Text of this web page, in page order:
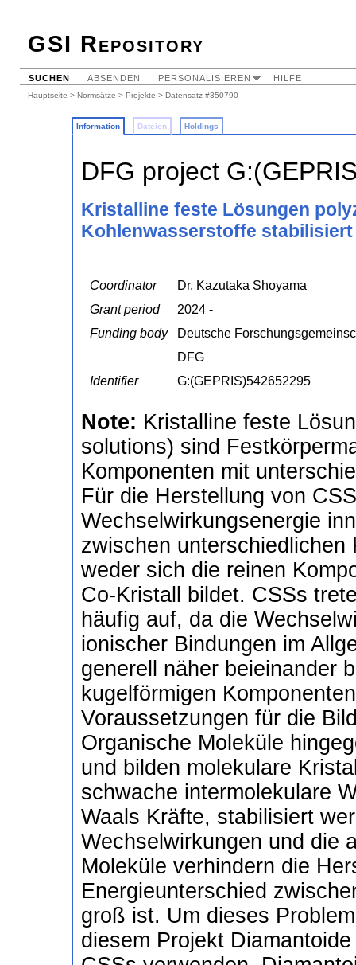
GSI Repository
SUCHEN ABSENDEN PERSONALISIEREN HILFE
Hauptseite > Normsätze > Projekte > Datensatz #350790
Information Dateien Holdings
DFG project
Kristalline feste Lösungen
Kohlenwasserstoffe
Coordinator
Dr. Kazutaka Shoyama
Grant period
2024 -
Funding body
Deutsche
DFG
Identifier
G:(GEPRIS)542652295
Note: Kristalline feste
solutions) sind
Komponenten mit
Für die Herstellung von
Wechselwirkungsenergie
zwischen
weder sich die reinen
Co-Kristall bildet. CSSs
häufig auf, da die
ionischer Bindungen im
generell näher beieinander
kugelförmigen
Voraussetzungen für die
Organische Moleküle
und bilden molekulare
schwache intermolekulare
Waals Kräfte, stabilisiert
Wechselwirkungen und die
Moleküle verhindern die
Energieunterschied
groß ist. Um dieses
diesem Projekt